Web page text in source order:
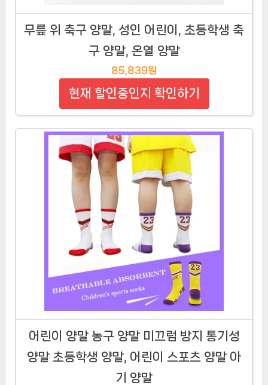
무릎 위 축구 양말, 성인 어린이, 초등학생 축
구 양말, 온열 양말
85,839원
현재 할인중인지 확인하기
어린이 양말 농구 양말 미끄럼 방지 통기성
양말 초등학생 양말, 어린이 스포츠 양말 아
기 양말